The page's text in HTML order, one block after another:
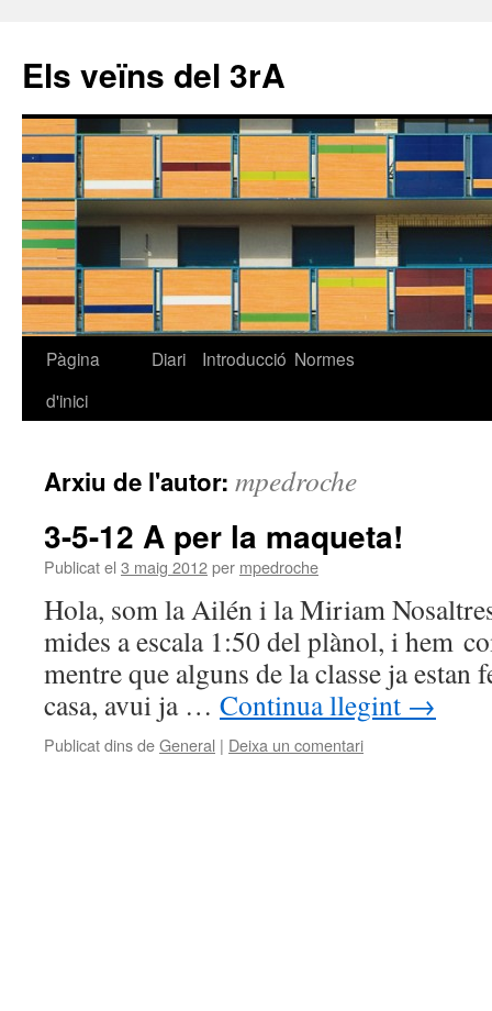
Els veïns del 3rA
Vés
Pàgina
d'inici
Diari Introducció Normes
Arxiu de l'autor: mpedroche
3-5-12 A per la maqueta!
Publicat el 3 maig 2012per mpedroche
Hola, som la Ailén i la Miriam
mides a escala 1:50 del plànol, i hem
mentre que alguns de la classe ja estan
casa, avui ja … Continua llegint →
Publicat dins deGeneral | Deixa un comentari